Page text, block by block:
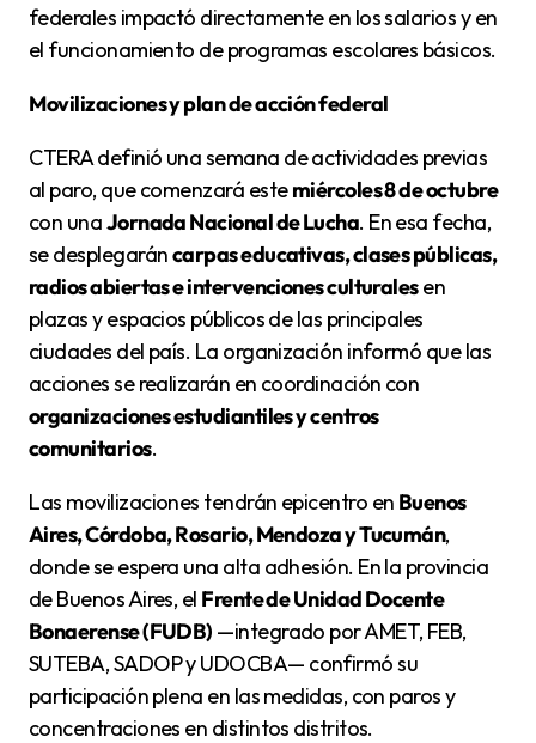
federales impactó directamente en los salarios y en
el funcionamiento de programas escolares básicos.
Movilizaciones y plan de acción federal
CTERA definió una semana de actividades previas
al paro, que comenzará estemiércoles 8 de octubre
con unaJornada Nacional de Lucha. En esa fecha,
se desplegaráncarpas educativas, clases públicas,
radios abiertas e intervenciones culturalesen
plazas y espacios públicos de las principales
ciudades del país. La organización informó que las
acciones se realizarán en coordinación con
organizaciones estudiantiles y centros
comunitarios.
Las movilizaciones tendrán epicentro en Buenos
Aires, Córdoba, Rosario, Mendoza y Tucumán,
donde se espera una alta adhesión. En la provincia
de Buenos Aires, el Frente de Unidad Docente
Bonaerense (FUDB) —integrado por AMET, FEB,
SUTEBA, SADOP y UDOCBA— confirmó su
participación plena en las medidas, con paros y
concentraciones en distintos distritos.